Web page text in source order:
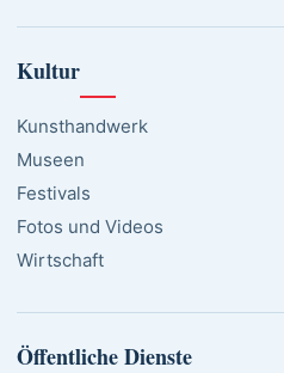
Kultur
Kunsthandwerk
Museen
Festivals
Fotos und Videos
Wirtschaft
Öffentliche Dienste